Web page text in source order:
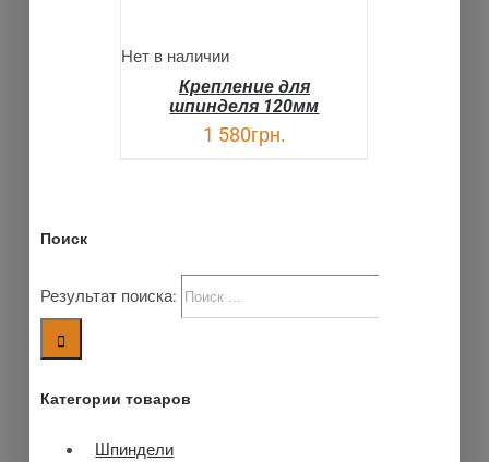
Нет в наличии
Крепление для
шпинделя 120мм
1 580грн.
Поиск
Результат поиска:
Категории товаров
Шпиндели